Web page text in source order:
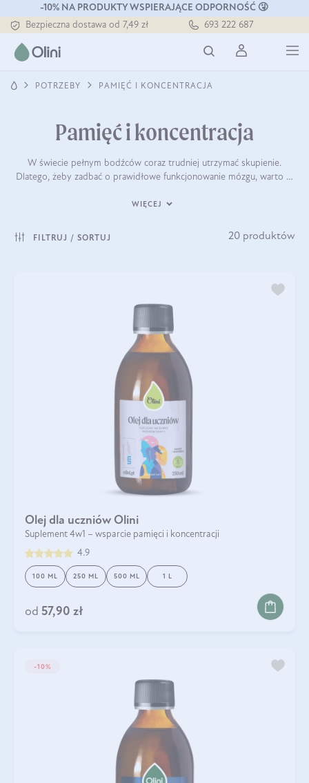
-10% NA PRODUKTY WSPIERAJĄCE ODPORNOŚĆ 🤧
Tłoczony zawsze na zimno
Bezpieczna dostawa od 7,49 zł
Tłoczony zawsze na zimno
693 222 687
POTRZEBY PAMIĘĆ I KONCENTRACJA
Pamięć i koncentracja
W świecie pełnym bodźców coraz trudniej utrzymać skupienie.
Dlatego, żeby zadbać o prawidłowe funkcjonowanie mózgu, warto …
WIĘCEJ
FILTRUJ / SORTUJ 20 produktów
Olej dla uczniów Olini
Suplement 4w1 – wsparcie pamięci i koncentracji
4.9
100 ML 250 ML 500 ML 1 L
od 57,90 zł
-10%